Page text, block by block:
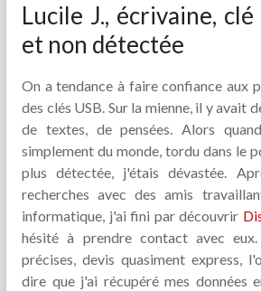
Lucile J., écrivaine,
et non détectée
On a tendance à faire confiance aux
des clés USB. Sur la mienne, il y avait
de textes, de pensées. Alors
simplement du monde, tordu dans le
plus détectée, j'étais dévastée.
recherches avec des amis
informatique, j'ai fini par découvrir
hésité à prendre contact avec eux.
précises, devis quasiment express,
dire que j'ai récupéré mes données